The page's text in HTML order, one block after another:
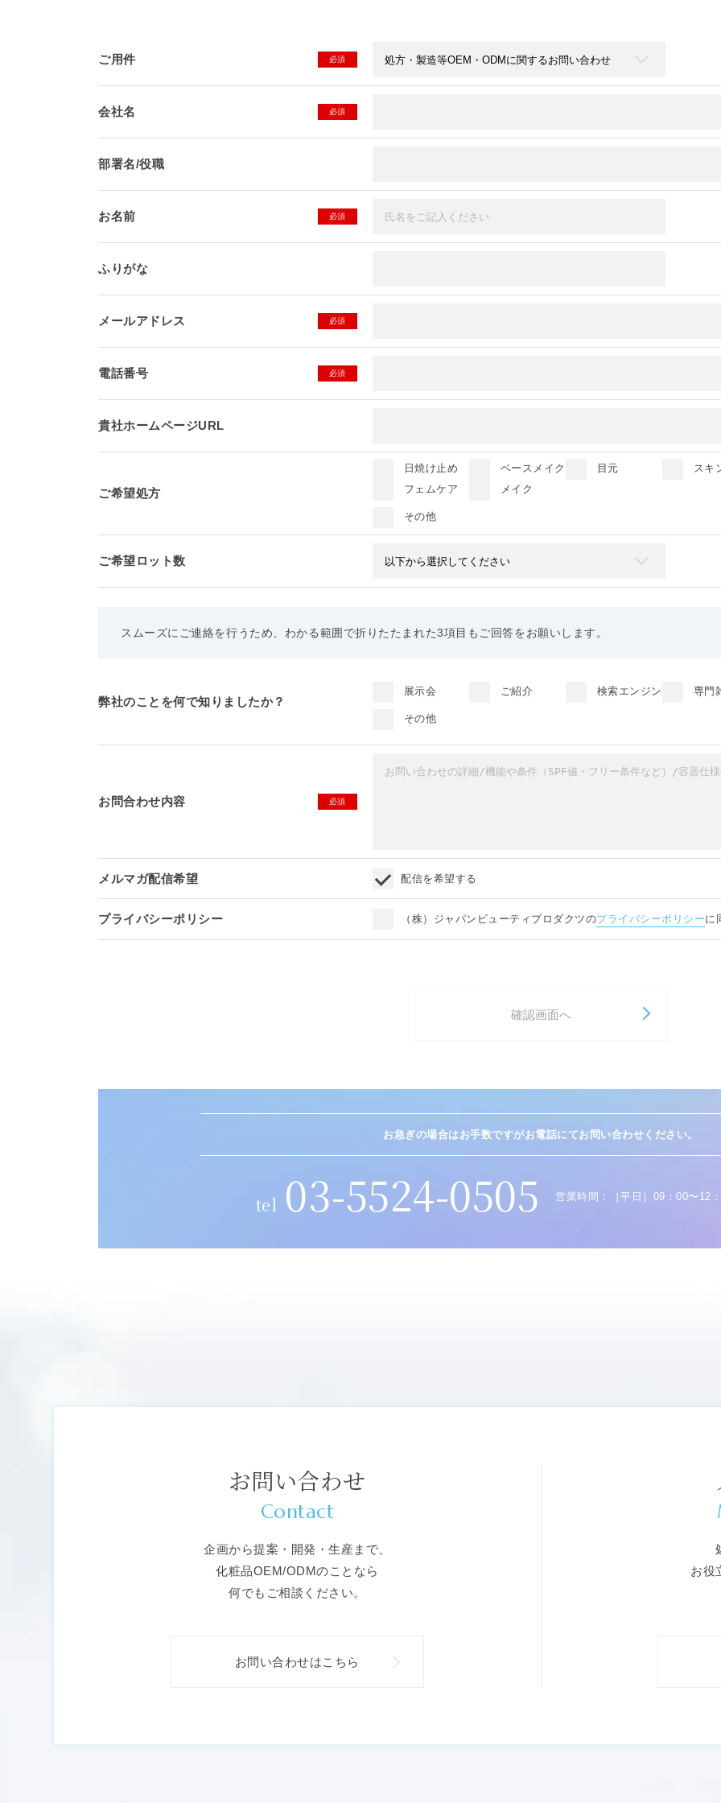
ご用件 必須
会社名 必須
部署名/役職
お名前 必須
ふりがな
メールアドレス 必須
電話番号 必須
貴社ホームページURL
ご希望処方
日焼け止め ベースメイク 目元 スキ
フェムケア
メイク
その他
ご希望ロット数
スムーズにご連絡を行うため、わかる範囲で折りたたまれた3項目もご回答をお願いします。
開発目的 （複数選択可能） 新規参入 新商品
リニューアル
その他
Amazonや楽天などのモール出品
弊社のことを何で知りましたか？
展示会 ご紹介 検索エンジン 専門
その他
お問合わせ内容 必須
メルマガ配信希望 配信を希望する
プライバシーポリシー （株）ジャパンビューティプロダクツのプライバシーポリシーに
お急ぎの場合はお手数ですがお電話にてお問い合わせください。
tel 03-5524-0505 営業時間： ［平日］09：00〜12
お問い合わせ
Contact
企画から提案・開発・生産まで、
化粧品OEM/ODMのことなら
何でもご相談ください。
お問い合わせはこちら
お役